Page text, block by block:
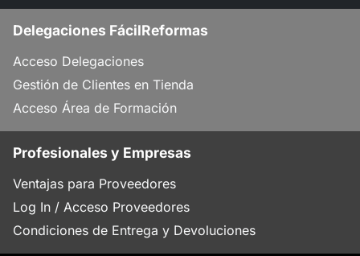
Delegaciones FácilReformas
Acceso Delegaciones
Gestión de Clientes en Tienda
Acceso Área de Formación
Profesionales y Empresas
Ventajas para Proveedores
Log In / Acceso Proveedores
Condiciones de Entrega y Devoluciones